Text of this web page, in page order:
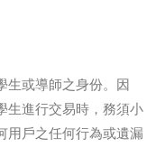
生或導師之身份。因
生進行交易時，務須小
用戶之任何行為或遺漏